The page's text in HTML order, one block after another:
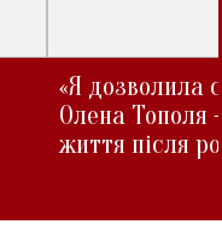
«Я дозволила
Олена Тополя
життя після